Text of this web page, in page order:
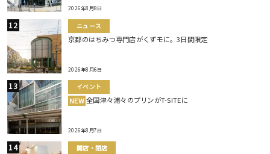
2026年8月8日
ニュース
京都のはちみつ専門店がくずモに。3日間限定
2026年8月6日
イベント
NEW 全国津々浦々のプリンがT-SITEに
2026年8月7日
開店・閉店